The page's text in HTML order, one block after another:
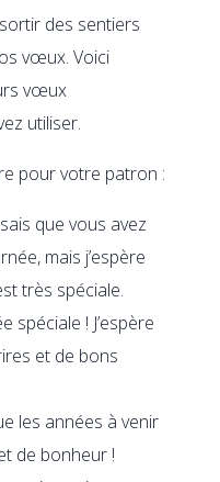
des sentiers
vœux. Voici
vœux
utiliser.
pour votre patron :
que vous avez
mais j’espère
très spéciale.
spéciale ! J’espère
et de bons
les années à venir
de bonheur !